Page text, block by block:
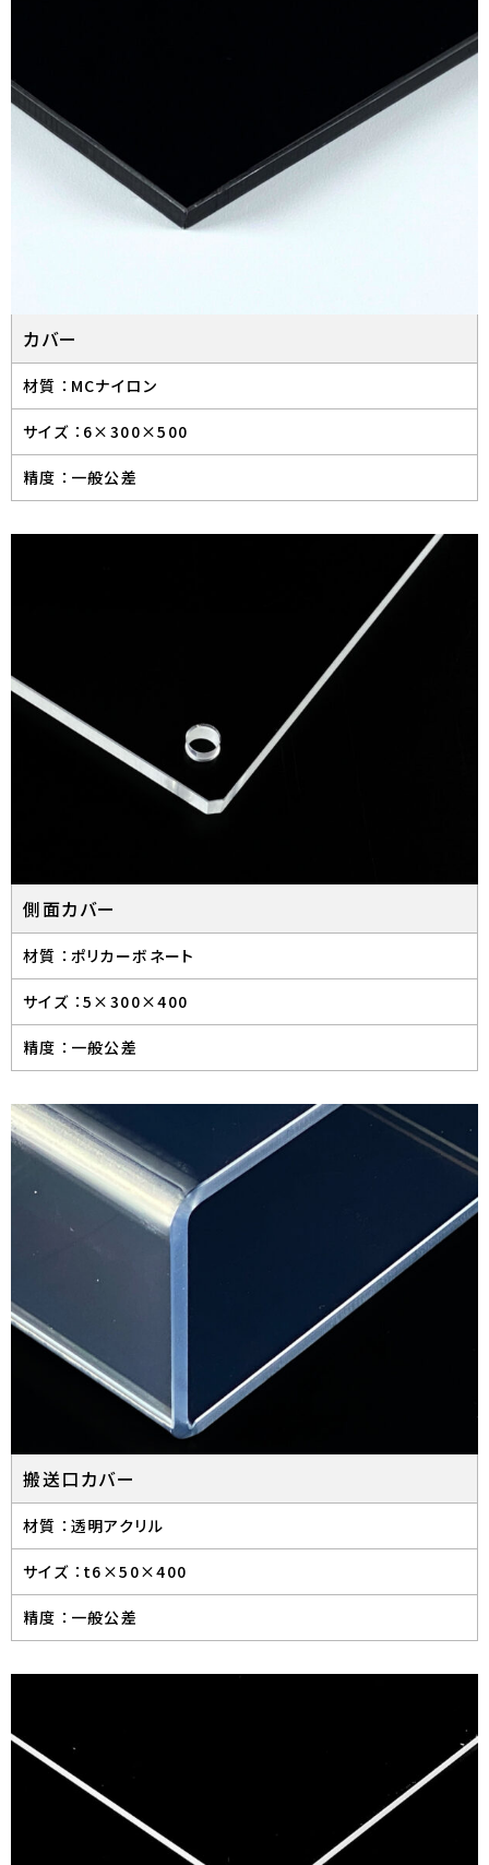
カバー
材質 ： MCナイロン
サイズ ： 6×300×500
精度 ： 一般公差
側面カバー
材質 ： ポリカーボネート
サイズ ： 5×300×400
精度 ： 一般公差
搬送口カバー
材質 ： 透明アクリル
サイズ ： t6×50×400
精度 ： 一般公差